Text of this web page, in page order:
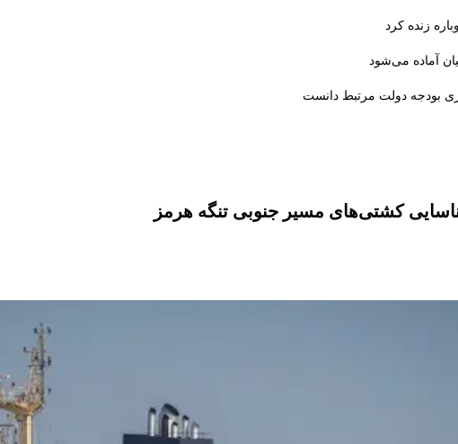
زنده کرد
آماده می‌شود
بودجه دولت مرتبط دانست
کشتی‌های مسیر جنوبی تنگه هرمز